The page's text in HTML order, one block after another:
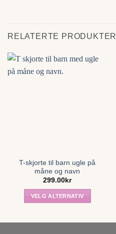
RELATERTE PRODUKTER
T-skjorte til barn ugle på
måne og navn
299.00 kr
VELG ALTERNATIV